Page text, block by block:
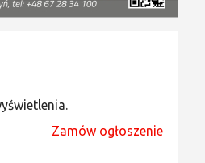
Zamów ogłoszenie